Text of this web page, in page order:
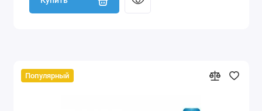
Популярный